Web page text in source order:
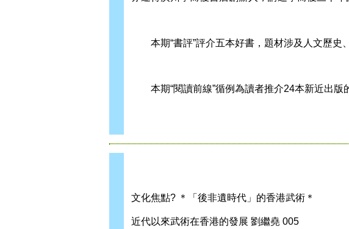
本期“書評”評介五本好書，題材涉及人文歷史
本期“閱讀前線”循例為讀者推介24本新近出版
文化焦點? ＊「後非遺時代」的香港武術＊
近代以來武術在香港的發展 劉繼堯 005